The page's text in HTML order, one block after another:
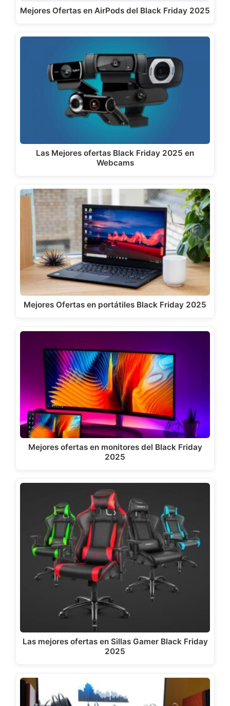
Mejores Ofertas en AirPods del Black Friday 2025
Las Mejores ofertas Black Friday 2025 en
Webcams
Mejores Ofertas en portátiles Black Friday 2025
Mejores ofertas en monitores del Black Friday
2025
Las mejores ofertas en Sillas Gamer Black Friday
2025